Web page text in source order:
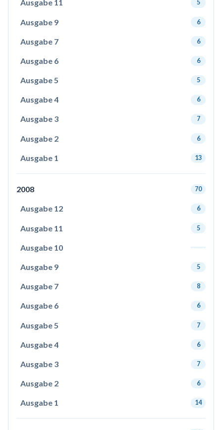
Ausgabe 11 5
Ausgabe 9 6
Ausgabe 7 6
Ausgabe 6 6
Ausgabe 5 5
Ausgabe 4 6
Ausgabe 3 7
Ausgabe 2 6
Ausgabe 1 13
2008 70
Ausgabe 12 6
Ausgabe 11 5
Ausgabe 10
Ausgabe 9 5
Ausgabe 7 8
Ausgabe 6 6
Ausgabe 5 7
Ausgabe 4 6
Ausgabe 3 7
Ausgabe 2 6
Ausgabe 1 14